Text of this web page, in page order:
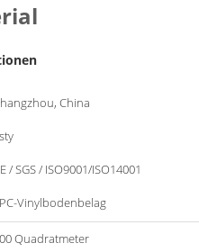
China
/ SGS / ISO9001/ISO14001
Vinylbodenbelag
Quadratmeter